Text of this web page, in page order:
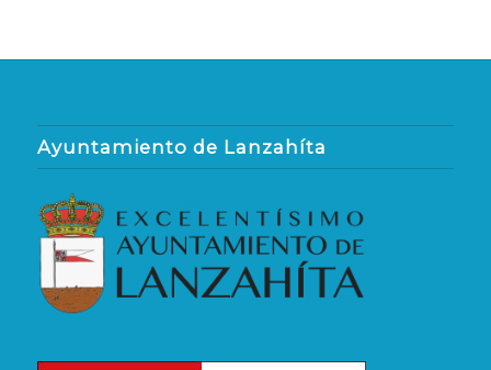
Ayuntamiento de Lanzahíta